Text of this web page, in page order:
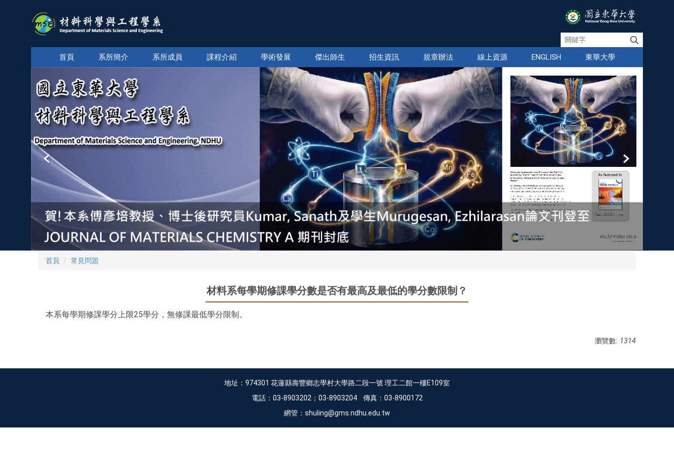
首頁 系所簡介 系所成員 課程介紹 學術發展 傑出師生 招生資訊 規章辦法 線上資源 ENGLISH 東華大學
首頁 常見問題
材料系每學期修課學分數是否有最高及最低的學分數限制？
本系每學期修課學分上限25學分，無修課最低學分限制。
瀏覽數: 1314
地址：974301 花蓮縣壽豐鄉志學村大學路二段一號 理工二館一樓E109室
電話：03-8903202；03-8903204 傳真：03-8900172
網管：shuling@gms.ndhu.edu.tw